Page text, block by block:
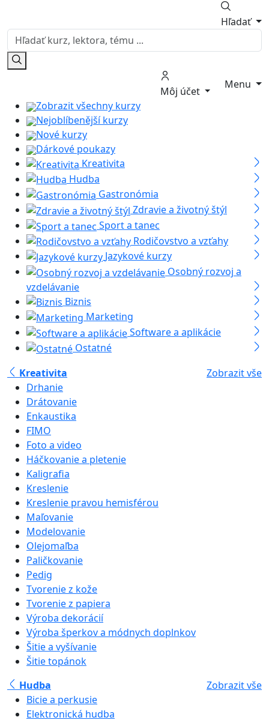
Hľadať
Môj účet
Menu
Zobrazit všechny kurzy
Nejoblíbenější kurzy
Nové kurzy
Dárkové poukazy
Kreativita
Hudba
Gastronómia
Zdravie a životný štýl
Sport a tanec
Rodičovstvo a vzťahy
Jazykové kurzy
Osobný rozvoj a
vzdelávanie
Biznis
Marketing
Software a aplikácie
Ostatné
Kreativita
Zobrazit vše
Drhanie
Drátovanie
Enkaustika
FIMO
Foto a video
Háčkovanie a pletenie
Kaligrafia
Kreslenie
Kreslenie pravou hemisférou
Maľovanie
Modelovanie
Olejomaľba
Paličkovanie
Pedig
Tvorenie z kože
Tvorenie z papiera
Výroba dekorácií
Výroba šperkov a módnych doplnkov
Šitie a vyšívanie
Šitie topánok
Hudba
Zobrazit vše
Bicie a perkusie
Elektronická hudba